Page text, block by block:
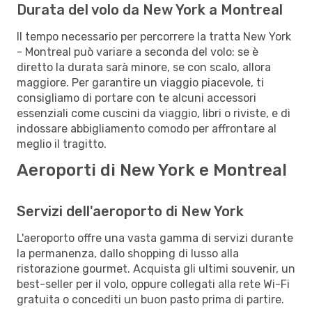
Durata del volo da New York a Montreal
Il tempo necessario per percorrere la tratta New York
- Montreal può variare a seconda del volo: se è
diretto la durata sarà minore, se con scalo, allora
maggiore. Per garantire un viaggio piacevole, ti
consigliamo di portare con te alcuni accessori
essenziali come cuscini da viaggio, libri o riviste, e di
indossare abbigliamento comodo per affrontare al
meglio il tragitto.
Aeroporti di New York e Montreal
Servizi dell'aeroporto di New York
L'aeroporto offre una vasta gamma di servizi durante
la permanenza, dallo shopping di lusso alla
ristorazione gourmet. Acquista gli ultimi souvenir, un
best-seller per il volo, oppure collegati alla rete Wi-Fi
gratuita o concediti un buon pasto prima di partire.